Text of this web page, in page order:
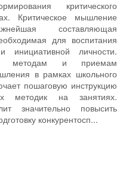
критического
Критическое мышление
составляющая
для воспитания
инициативной личности.
методам и приемам
в рамках школьного
пошаговую инструкцию
методик на занятиях.
значительно повысить
конкурентосп...